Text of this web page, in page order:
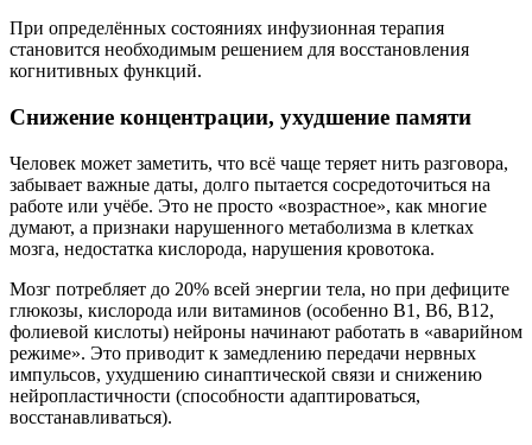
При определённых состояниях инфузионная терапия
становится необходимым решением для восстановления
когнитивных функций.
Снижение концентрации, ухудшение памяти
Человек может заметить, что всё чаще теряет нить разговора,
забывает важные даты, долго пытается сосредоточиться на
работе или учёбе. Это не просто «возрастное», как многие
думают, а признаки нарушенного метаболизма в клетках
мозга, недостатка кислорода, нарушения кровотока.
Мозг потребляет до 20% всей энергии тела, но при дефиците
глюкозы, кислорода или витаминов (особенно B1, B6, B12,
фолиевой кислоты) нейроны начинают работать в «аварийном
режиме». Это приводит к замедлению передачи нервных
импульсов, ухудшению синаптической связи и снижению
нейропластичности (способности адаптироваться,
восстанавливаться).